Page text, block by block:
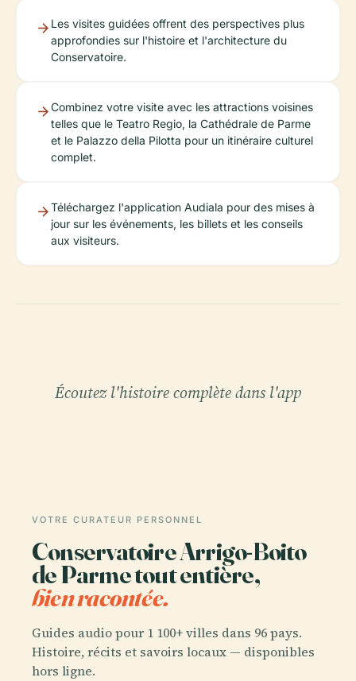
Les visites guidées offrent des perspectives plus
approfondies sur l'histoire et l'architecture du
Conservatoire.
Combinez votre visite avec les attractions voisines
telles que le Teatro Regio, la Cathédrale de Parme
et le Palazzo della Pilotta pour un itinéraire culturel
complet.
Téléchargez l'application Audiala pour des mises à
jour sur les événements, les billets et les conseils
aux visiteurs.
Écoutez l'histoire complète dans l'app
VOTRE CURATEUR PERSONNEL
Conservatoire Arrigo-Boito
de Parme tout entière,
bien racontée.
Guides audio pour 1 100+ villes dans 96 pays.
Histoire, récits et savoirs locaux — disponibles
hors ligne.